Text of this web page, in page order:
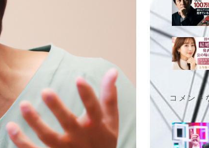
コメント